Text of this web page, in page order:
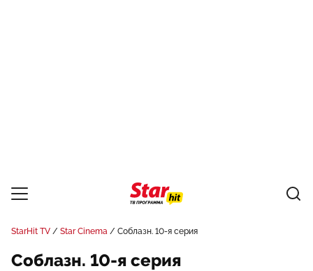
StarHit TV Star Cinema Соблазн. 10-я серия
Соблазн. 10-я серия